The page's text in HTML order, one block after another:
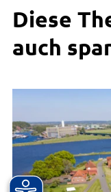
Diese
auch